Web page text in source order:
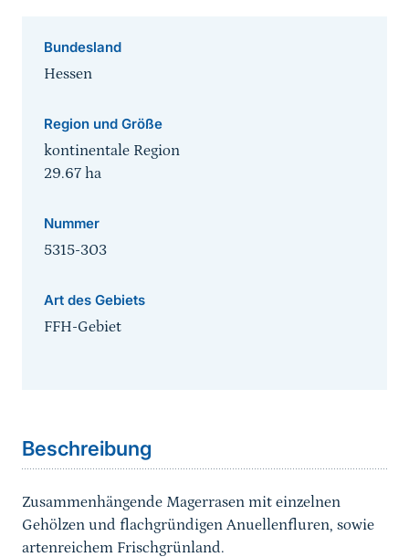
Bundesland
Hessen
Region und Größe
kontinentale Region
29.67 ha
Nummer
5315-303
Art des Gebiets
FFH-Gebiet
Beschreibung
Zusammenhängende Magerrasen mit einzelnen
Gehölzen und flachgründigen Anuellenfluren, sowie
artenreichem Frischgrünland.